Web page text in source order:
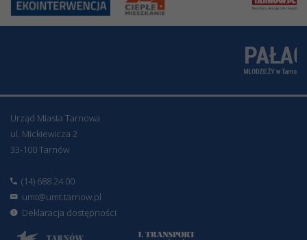
Urząd Miasta Tarnowa
ul. Mickiewicza 2
33-100 Tarnów
(14) 688 24 00
umt@umt.tarnow.pl
Deklaracja dostępności